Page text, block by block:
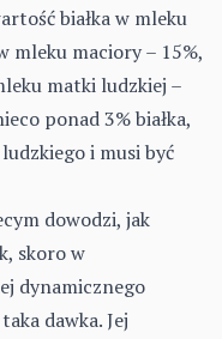
białka w mleku
mleku maciory – 15%,
matki ludzkiej –
ponad 3% białka,
i musi być
dowodzi, jak
skoro w
dynamicznego
dawka. Jej